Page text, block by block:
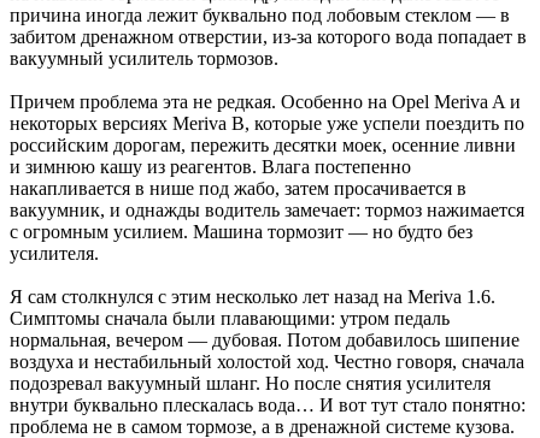
причина иногда лежит буквально под лобовым стеклом — в
забитом дренажном отверстии, из-за которого вода попадает в
вакуумный усилитель тормозов.
Причем проблема эта не редкая. Особенно на Opel Meriva A и
некоторых версиях Meriva B, которые уже успели поездить по
российским дорогам, пережить десятки моек, осенние ливни
и зимнюю кашу из реагентов. Влага постепенно
накапливается в нише под жабо, затем просачивается в
вакуумник, и однажды водитель замечает: тормоз нажимается
с огромным усилием. Машина тормозит — но будто без
усилителя.
Я сам столкнулся с этим несколько лет назад на Meriva 1.6.
Симптомы сначала были плавающими: утром педаль
нормальная, вечером — дубовая. Потом добавилось шипение
воздуха и нестабильный холостой ход. Честно говоря, сначала
подозревал вакуумный шланг. Но после снятия усилителя
внутри буквально плескалась вода… И вот тут стало понятно:
проблема не в самом тормозе, а в дренажной системе кузова.